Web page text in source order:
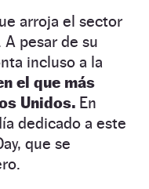
arroja el sector
pesar de su
incluso a la
el que más
Unidos. En
dedicado a este
que se